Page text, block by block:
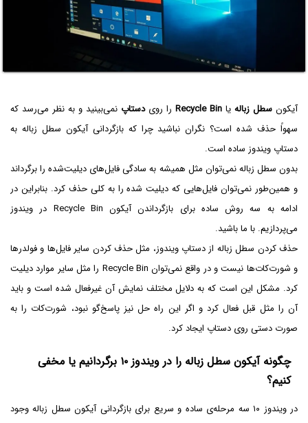
آیکون سطل زباله یا Recycle Bin را رویدستاپ نمی‌بینید و به نظر می‌رسد که
سهواً حذف شده است؟ نگران نباشید چرا که بازگردانی آیکون سطل زباله به
دستاپ ویندوز ساده است.
بدون سطل زباله نمی‌توان مثل همیشه به سادگی فایل‌های دیلیت‌شده را برگرداند
و همین‌طور نمی‌توان فایل‌هایی که دیلیت‌ شده را به کلی حذف کرد. بنابراین در
ادامه به سه روش ساده برای بازگرداندن آیکون Recycle Bin در ویندوز
می‌پردازیم. با ما باشید.
حذف کردن سطل زباله از دستاپ ویندوز، مثل حذف کردن سایر فایل‌ها و فولدرها
و شورت‌کات‌ها نیست و در واقع نمی‌توان Recycle Bin را مثل سایر موارد دیلیت
کرد. مشکل این است که به دلایل مختلف نمایش آن غیرفعال شده است و باید
آن را مثل قبل فعال کرد و اگر این راه حل نیز پاسخ‌گو نبود، شورت‌کات را به
صورت دستی روی دستاپ ایجاد کرد.
چگونه آیکون سطل زباله را در ویندوز ۱۰ برگردانیم یا مخفی
کنیم؟
در ویندوز ۱۰ سه مرحله‌ی ساده و سریع برای بازگردانی آیکون سطل زباله وجود